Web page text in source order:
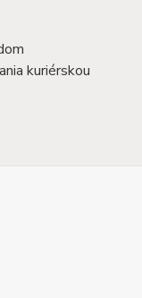
kuriérskou